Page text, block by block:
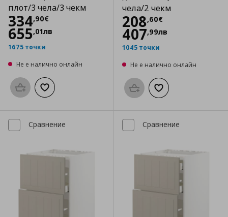
плот/3 чела/3 чекм
334,90€
Цена
655,01лв
1675 точки
Не е налично онлайн
Προσθήκη στο καλάθι
Добави към списъка с любими
чела/2 чекм
208,60€
Цена
407,99лв
1045 точки
Не е налично онлайн
Προσθήκη στο καλάθι
Добави към
Сравнение Сравнение